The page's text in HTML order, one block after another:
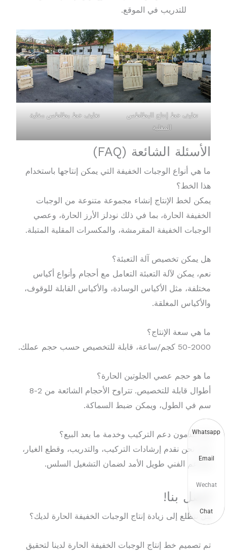
للتدريب في الموقع.
تغليف خط إنتاج البطاطس
المقلية
تغليف خط بطاطس مقلية
الأسئلة الشائعة (FAQ)
ما هي أنواع الوجبات الخفيفة التي يمكن إنتاجها باستخدام
هذا الخط؟
يمكن لخط الإنتاج إنشاء مجموعة متنوعة من الوجبات
الخفيفة الحارة، بما في ذلك نودلز الأرز الحارة، وعصي
الوجبات الخفيفة المقرمشة، والمكسرات المقلية المتبلة.
هل يمكن تخصيص آلة التعبئة؟
نعم، يمكن لآلة التعبئة التعامل مع أحجام وأنواع أكياس
مختلفة، مثل الأكياس الوسادة، والأكياس القابلة للوقوف،
والأكياس المغلقة.
ما هي سعة الإنتاج؟
50-2000 كجم/ساعة، قابلة للتخصيص حسب حجم عملك.
ما هو حجم عصي الجلوتين الحارة؟
أطوال قابلة للتخصيص. تتراوح الأحجام الشائعة من 2-8
سم في الطول، ويمكن ضبط السماكة.
هل تقدمون دعم التركيب وخدمة ما بعد البيع؟
نعم. نحن نقدم إرشادات التركيب، والتدريب، وقطع الغيار،
والدعم الفني طويل الأمد لضمان التشغيل السلس.
اتصل بنا!
هل تتطلع إلى زيادة إنتاج الوجبات الخفيفة الحارة لديك؟
تم تصميم خط إنتاج الوجبات الخفيفة الحارة لدينا لتحقيق
Whatsapp
Email
Wechat
Chat